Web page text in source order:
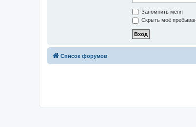
Запомнить меня
Скрыть моё
Список форумов